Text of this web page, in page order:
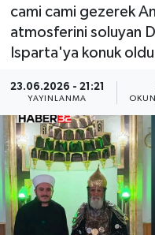
cami cami gezerek
atmosferini soluyan
Isparta'ya konuk
23.06.2026 - 21:21
YAYINLANMA
BİLİM VE
EĞİTİM
GENEL
Güncel
HABERDE İNSAN
İlginç
Tüm Manşetler
Son Dakika
Haber Arşivi